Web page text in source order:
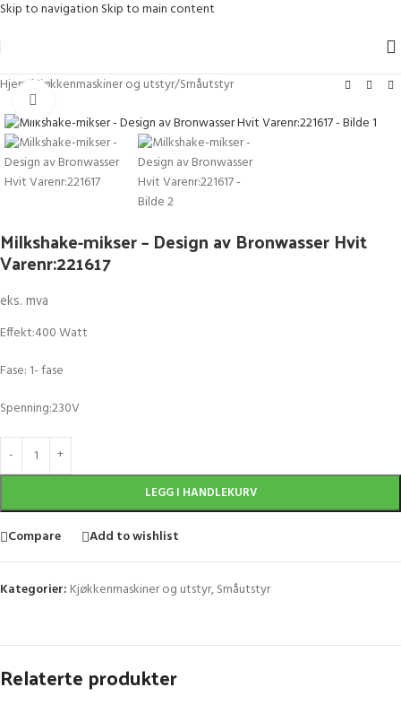
Skip to navigation Skip to main content
Hjem / Kjøkkenmaskiner og utstyr/Småutstyr
Milkshake-mikser – Design av Bronwasser Hvit
Varenr:221617
eks. mva
Effekt:400 Watt
Fase: 1- fase
Spenning:230V
LEGG I HANDLEKURV
Compare Add to wishlist
Kategorier: Kjøkkenmaskiner og utstyr,Småutstyr
Relaterte produkter